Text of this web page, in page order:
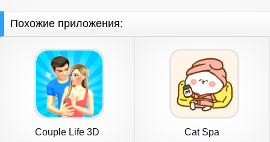
Похожие приложения:
Couple Life 3D Cat Spa